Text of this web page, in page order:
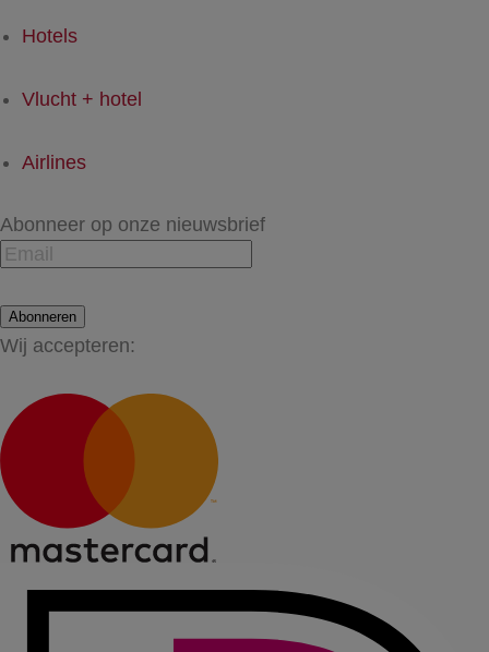
Hotels
Vlucht + hotel
Airlines
Abonneer op onze nieuwsbrief
Abonneren
Wij accepteren: